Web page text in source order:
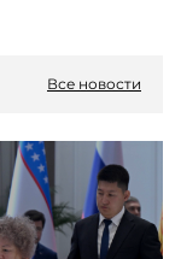
Все новости